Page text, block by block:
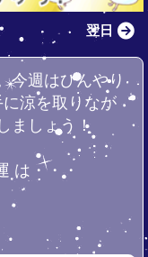
翌日
今週はひんやり
涼を取りなが
ましょう！
は・・・